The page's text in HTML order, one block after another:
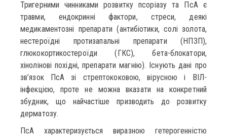
Тригерними чинниками розвитку псоріазу та ПсА є
травми, ендокринні фактори, стреси, деякі
медикаментозні препарати (антибіотики, солі золота,
нестероїдні протизапальні препарати (НПЗП),
глюкокортикостероїди (ГКС), бета-блокатори,
хінолінові похідні, препарати магнію). Існують дані про
зв’язок ПсА зі стрептококовою, вірусною і ВІЛ-
інфекцією, проте не можна вказати на конкретний
збудник, що найчастіше призводить до розвитку
дерматозу.
ПсА характеризується виразною гетерогенністю